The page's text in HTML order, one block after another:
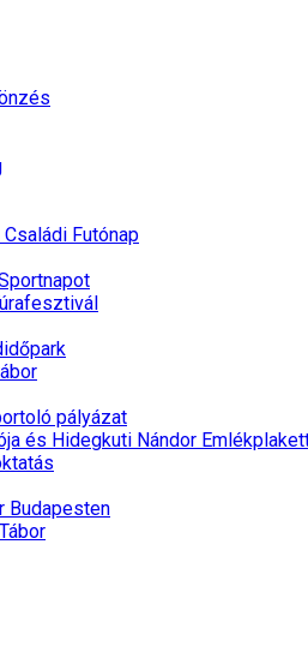
Futónap
pályázat
és Hidegkuti Nándor
Budapesten